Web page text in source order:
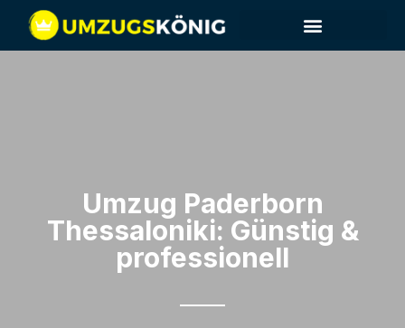
Umzug Paderborn​
Thessaloniki: Günstig &
professionell​